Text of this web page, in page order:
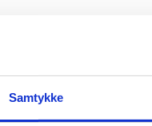
Samtykke